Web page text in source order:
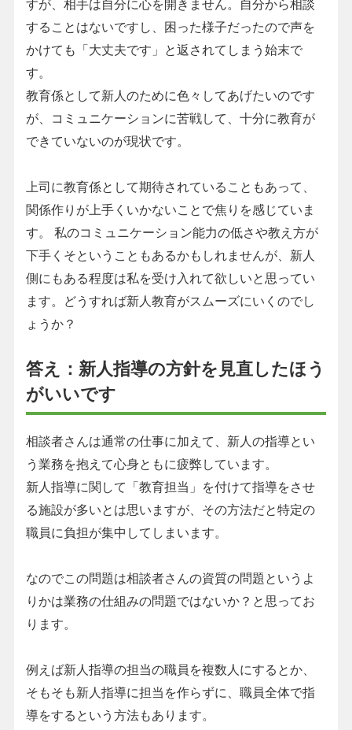
すが、相手は自分に心を開きません。自分から相談
することはないですし、困った様子だったので声を
かけても「大丈夫です」と返されてしまう始末で
す。
教育係として新人のために色々してあげたいのです
が、コミュニケーションに苦戦して、十分に教育が
できていないのが現状です。
上司に教育係として期待されていることもあって、
関係作りが上手くいかないことで焦りを感じていま
す。 私のコミュニケーション能力の低さや教え方が
下手くそということもあるかもしれませんが、新人
側にもある程度は私を受け入れて欲しいと思ってい
ます。どうすれば新人教育がスムーズにいくのでし
ょうか？
答え：新人指導の方針を見直したほう
がいいです
相談者さんは通常の仕事に加えて、新人の指導とい
う業務を抱えて心身ともに疲弊しています。
新人指導に関して「教育担当」を付けて指導をさせ
る施設が多いとは思いますが、その方法だと特定の
職員に負担が集中してしまいます。
なのでこの問題は相談者さんの資質の問題というよ
りかは業務の仕組みの問題ではないか？と思ってお
ります。
例えば新人指導の担当の職員を複数人にするとか、
そもそも新人指導に担当を作らずに、職員全体で指
導をするという方法もあります。